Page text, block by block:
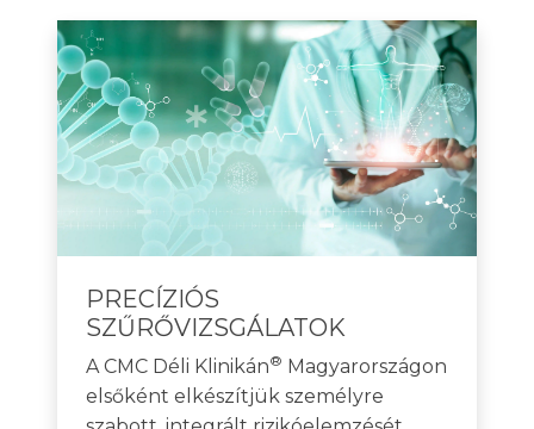
PRECÍZIÓS
SZŰRŐVIZSGÁLATOK
A CMC Déli Klinikán® Magyarországon
elsőként elkészítjük személyre